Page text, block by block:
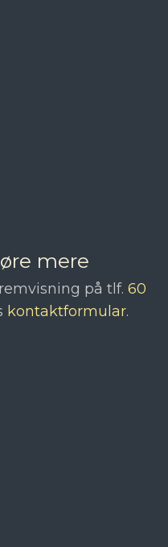
mere
på tlf. 60
kontaktformular.